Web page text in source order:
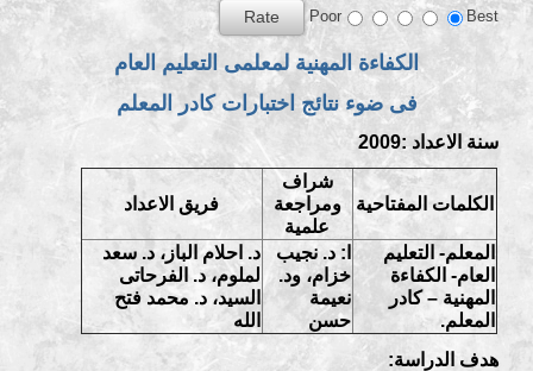
Poor
Best
الكفاءة المهنية لمعلمى التعليم العام
فى ضوء نتائج اختبارات كادر المعلم
سنة الاعداد :2009
الكلمات المفتاحية
شراف
ومراجعة
علمية
فريق الاعداد
المعلم- التعليم
العام- الكفاءة
المهنية – كادر
المعلم.
ا: د. نجيب
خزام، ود.
نعيمة
حسن
د. احلام الباز، د. سعد
لملوم، د. الفرحاتى
السيد، د. محمد فتح
الله
هدف الدراسة: